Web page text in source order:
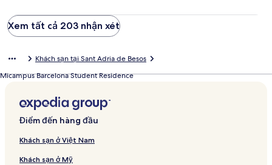
Xem tất cả 203 nhận xét
Khách sạn tại Sant Adria de Besos
Micampus Barcelona Student Residence
Điểm đến hàng đầu
Khách sạn ở Việt Nam
Khách sạn ở Mỹ